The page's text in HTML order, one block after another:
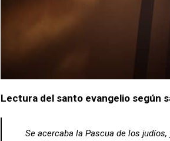
Lectura del santo evangelio según
Se acercaba la Pascua de los